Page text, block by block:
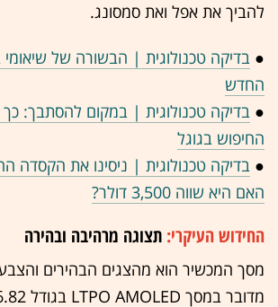
להביך את אפל ואת סמסונג.
● בדיקה טכנולוגית | הבשורה של
החדש
● בדיקה טכנולוגית | במקום להסתבך:
החיפוש בגוגל
● בדיקה טכנולוגית | ניסינו את
האם היא שווה 3,500 דולר?
החידוש העיקרי: תצוגה מרהיבה ובהירה
מסך המכשיר הוא מהצגים הבהירים